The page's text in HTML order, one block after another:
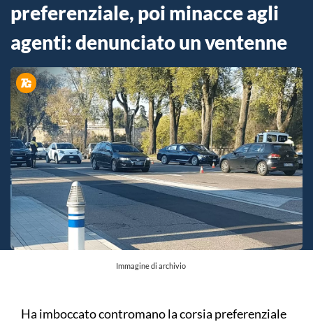
preferenziale, poi minacce agli
agenti: denunciato un ventenne
Immagine di archivio
Ha imboccato contromano la corsia preferenziale